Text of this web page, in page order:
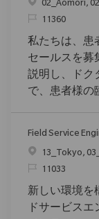
Ubicación
02_Aomori,
ReqId11360
私たちは、患
セールスを募
説明し、ドク
で、患者様の
Field Service
Ubicación
13_Tokyo,
ReqId11033
新しい環境を
ドサービス